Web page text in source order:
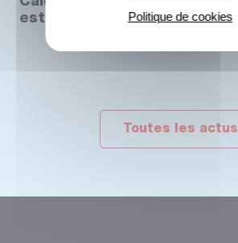
estivales 2026
Toutes les actus
Politique de cookies